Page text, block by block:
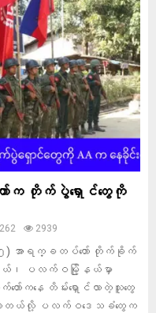
ာ်က တိုက်ပွဲရှောင်တွေကို
2939
အာရက္ခတပ်တော် တိုက်ခိုက်
ည်နယ်၊ ပလက်ဝမြို့နယ်မှာ
တော်ကနေ တိမ်းရှောင်လာတဲ့သူတွေ
ားတယ်လို့ ပလက်ဝဒေသခံတွေက